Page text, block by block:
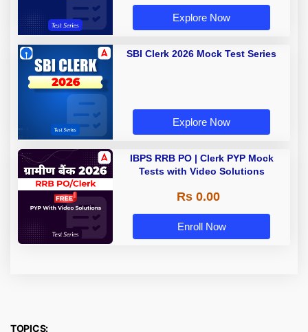
Explore Now
SBI Clerk 2026 Mock Test Series
Explore Now
IBPS RRB PO | Clerk PYP Mock
Tests with Video Solutions
Rs 0.00
Enroll Now
TOPICS: